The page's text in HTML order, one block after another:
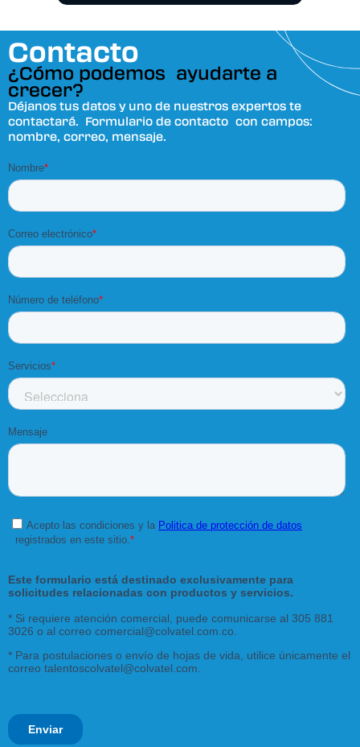
Contacto
¿Cómo podemos ayudarte a
crecer?
Déjanos tus datos y uno de nuestros expertos te
contactará. Formulario de contacto con campos:
nombre, correo, mensaje.